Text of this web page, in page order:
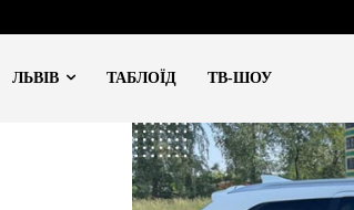
ЛЬВІВ
ТАБЛОЇД ТВ-ШОУ